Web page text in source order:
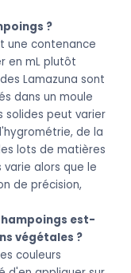
?
une contenance
en mL plutôt
Lamazuna sont
dans un moule
solides peut varier
de la
lots de matières
varie alors que le
de précision,
est-
végétales ?
couleurs